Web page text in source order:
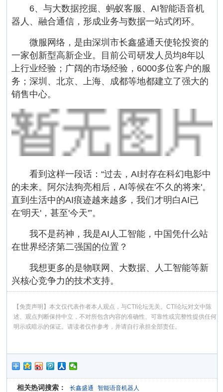
6、与大数据挖掘、蚂蚁客服、AI智能语音机
器人、融合通信，形成业务与数据一站式闭环。
微服网络，是由深圳市长鑫盛通天使轮投资的
一家创新型高新企业。目前公司研发人员均8年以
上行业经验；广阔的市场经验，6000多位客户的服
务；深圳、北京、上海、成都等地都建立了强大的
销售中心。
看到这样一段话：“过去，AI封存在科幻电影中
的未来。阿尔法狗亮相后，AI等候在'不久的将来'。
直到生活中的AI痕迹越来越多，我们才明白AI已
在'明天'，甚至'今天'”。
我不是药神，我是AI人工智能，中国凭什么站
在世界经济第二强国的位置？
我想更多的是物联网、大数据、人工智能等新
兴核心竞争力的技术支持。
【免责声明】本文仅代表作者本人观点，与CTI论坛无关。CTI论坛对文中陈
述、观点判断保持中立，不对所包含内容的准确性、可靠性或完整性提供任何
明示或暗示的保证。请读者仅作参考，并请自行承担全部责任。
相关热词搜索： 长鑫盛通 智能语音机器人